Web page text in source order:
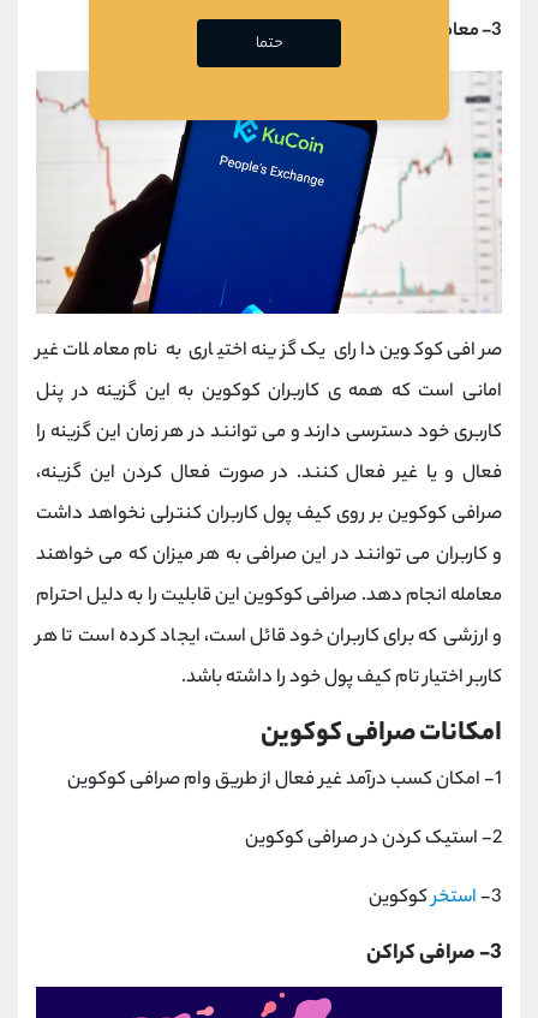
3- معاملات غیر امانی
صرافی کوکوین دارای یک گزینه اختیاری به نام معاملات غیر
امانی است که همه ی کاربران کوکوین به این گزینه در پنل
کاربری خود دسترسی دارند و می توانند در هر زمان این گزینه را
فعال و یا غیر فعال کنند. در صورت فعال کردن این گزینه،
صرافی کوکوین بر روی کیف پول کاربران کنترلی نخواهد داشت
و کاربران می توانند در این صرافی به هر میزان که می خواهند
معامله انجام دهد. صرافی کوکوین این قابلیت را به دلیل احترام
و ارزشی که برای کاربران خود قائل است، ایجاد کرده است تا هر
کاربر اختیار تام کیف پول خود را داشته باشد.
امکانات صرافی کوکوین
1- امکان کسب درآمد غیر فعال از طریق وام صرافی کوکوین
2- استیک کردن در صرافی کوکوین
3- استخرکوکوین
3- صرافی کراکن
حتما